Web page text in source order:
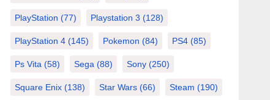
PlayStation (77) Playstation 3 (128)
PlayStation 4 (145) Pokemon (84) PS4 (85)
Ps Vita (58) Sega (88) Sony (250)
Square Enix (138) Star Wars (66) Steam (190)